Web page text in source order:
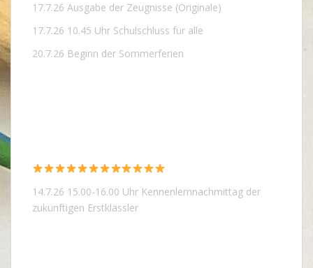
17.7.26 Ausgabe der Zeugnisse (Originale)
17.7.26 10.45 Uhr Schulschluss für alle
20.7.26 Beginn der Sommerferien
14.7.26 15.00-16.00 Uhr Kennenlernnachmittag der
zukünftigen Erstklässler